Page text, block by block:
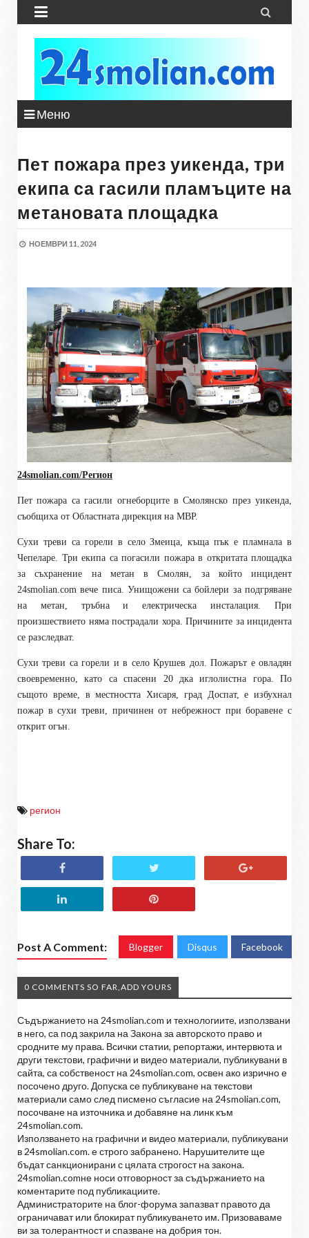
 
Меню
Пет пожара през уикенда, три
екипа са гасили пламъците на
метановата площадка
НОЕМВРИ 11, 2024
24smolian.com/Регион
Пет пожара са гасили огнеборците в Смолянско през уикенда,
съобщиха от Областната дирекция на МВР.
Сухи треви са горели в село Змеица, къща пък е пламнала в
Чепеларе. Три екипа са погасили пожара в откритата площадка
за съхранение на метан в Смолян, за който инцидент
24smolian.com вече писа. Унищожени са бойлери за подгряване
на метан, тръбна и електрическа инсталация. При
произшествието няма пострадали хора. Причините за инцидента
се разследват.
Сухи треви са горели и в село Крушев дол. Пожарът е овладян
своевременно, като са спасени 20 дка иглолистна гора. По
същото време, в местността Хисаря, град Доспат, е избухнал
пожар в сухи треви, причинен от небрежност при боравене с
открит огън.
регион
Share To:
Post A Comment: Blogger Disqus Facebook
0 COMMENTS SO FAR,ADD YOURS
Съдържанието на 24smolian.com и технологиите, използвани
в него, са под закрила на Закона за авторското право и
сродните му права. Всички статии, репортажи, интервюта и
други текстови, графични и видео материали, публикувани в
сайта, са собственост на 24smolian.com, освен ако изрично е
посочено друго. Допуска се публикуване на текстови
материали само след писмено съгласие на 24smolian.com,
посочване на източника и добавяне на линк към
24smolian.com.
Използването на графични и видео материали, публикувани
в 24smolian.com. е строго забранено. Нарушителите ще
бъдат санкционирани с цялата строгост на закона.
24smolian.comне носи отговорност за съдържанието на
коментарите под публикациите.
Администраторите на блог-форума запазват правото да
ограничават или блокират публикуването им. Призоваваме
ви за толерантност и спазване на добрия тон.